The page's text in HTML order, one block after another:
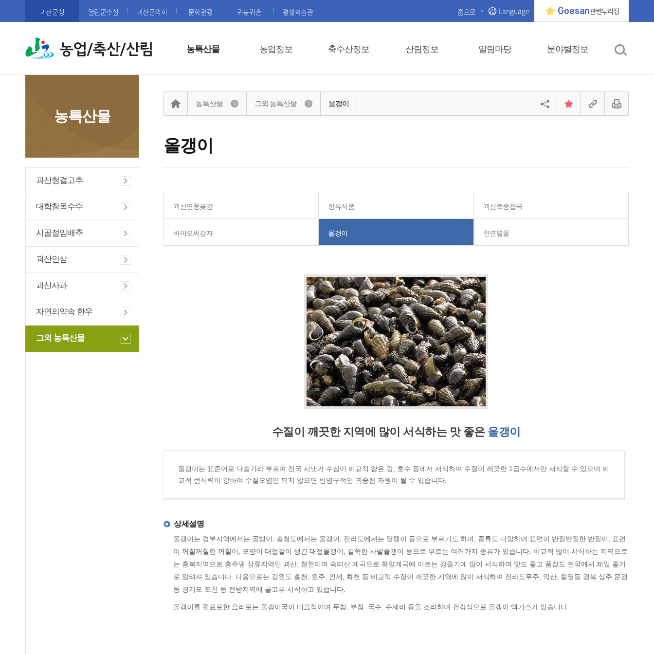
괴산군청 열린군수실 괴산군의회 문화관광 귀농귀촌 평생학습관 홈으로 Language Goesan관련누리집
농업/축산/산림 농특산물 농업정보 축수산정보 산림정보 알림마당 분야별정보
농특산물
괴산청결고추
대학찰옥수수
시골절임배추
괴산인삼
괴산사과
자연의약속 한우
그외 농특산물
올갱이
농특산물 그외 농특산물 올갱이
괴산연풍곶감 장류식품 괴산토종잡곡
바이오씨감자 올갱이 천연별꿀
수질이 깨끗한 지역에 많이 서식하는 맛 좋은 올갱이
올갱이는 표준어로 다슬기라 부르며 전국 시냇가 수심이 비교적 얕은 강, 호수 등에서 서식하며 수질이 깨끗한 1급수에서만 서식할 수 있으며 비
교적 번식력이 강하여 수질오염만 되지 않으면 반영구적인 귀중한 자원이 될 수 있습니다.
상세설명
올갱이는 경부지역에서는 골뱅이, 충청도에서는 올갱이, 전라도에서는 달팽이 등으로 부르기도 하며, 종류도 다양하여 표면이 반질반질한 반질이, 표면
이 꺼칠꺼칠한 꺼칠이, 모양이 대접같이 생긴 대접올갱이, 길쭉한 사발올갱이 등으로 부르는 여러가지 종류가 있습니다. 비교적 많이 서식하는 지역으로
는 충북지역으로 충주댐 상류지역인 괴산, 청천이며 속리산 계곡으로 화양계곡에 이르는 강줄기에 많이 서식하며 맛도 좋고 품질도 전국에서 제일 좋기
로 알려져 있습니다. 다음으로는 강원도 홍천, 원주, 인제, 화천 등 비교적 수질이 깨끗한 지역에 많이 서식하며 전라도무주, 익산, 함열등 경북 상주 문경
등 경기도 포천 등 전방지역에 골고루 서식하고 있습니다.
올갱이를 원료로한 요리로는 올갱이국이 대표적이며 무침, 부침, 국수, 수제비 등을 조리하며 건강식으로 올갱이 엑기스가 있습니다.